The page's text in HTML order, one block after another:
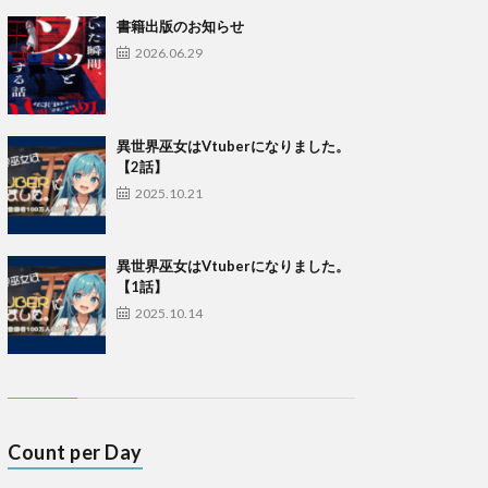
書籍出版のお知らせ
2026.06.29
異世界巫女はVtuberになりました。
【2話】
2025.10.21
異世界巫女はVtuberになりました。
【1話】
2025.10.14
Count per Day